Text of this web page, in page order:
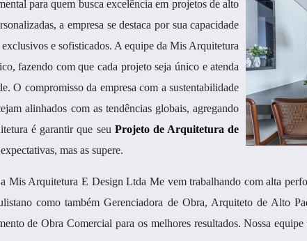
para quem busca excelência em projetos de alto
a empresa se destaca por sua capacidade
e sofisticados. A equipe da Mis Arquitetura
fazendo com que cada projeto seja único e atenda
O compromisso da empresa com a sustentabilidade
alinhados com as tendências globais, agregando
é garantir que seu Projeto de Arquitetura de
mas as supere.
Mis Arquitetura E Design Ltda Me vem trabalhando com alta
como também Gerenciadora de Obra, Arquiteto de Alto
de Obra Comercial para os melhores resultados. Nossa